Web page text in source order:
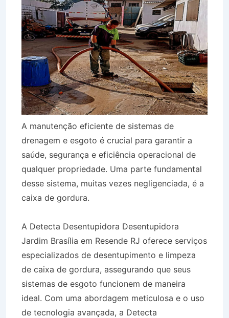
A manutenção eficiente de sistemas de
drenagem e esgoto é crucial para garantir a
saúde, segurança e eficiência operacional de
qualquer propriedade. Uma parte fundamental
desse sistema, muitas vezes negligenciada, é a
caixa de gordura.
A Detecta Desentupidora Desentupidora
Jardim Brasília em Resende RJ oferece serviços
especializados de desentupimento e limpeza
de caixa de gordura, assegurando que seus
sistemas de esgoto funcionem de maneira
ideal. Com uma abordagem meticulosa e o uso
de tecnologia avançada, a Detecta